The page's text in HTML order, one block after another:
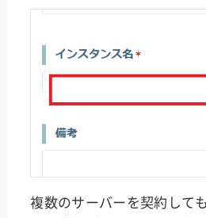
複数のサーバーを契約して